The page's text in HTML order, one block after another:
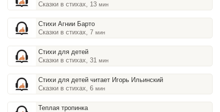
Сказки в стихах, 13мин
Стихи Агнии Барто
Сказки в стихах, 7мин
Стихи для детей
Сказки в стихах, 31мин
Стихи для детей читает Игорь Ильинский
Сказки в стихах, 6мин
Теплая тропинка